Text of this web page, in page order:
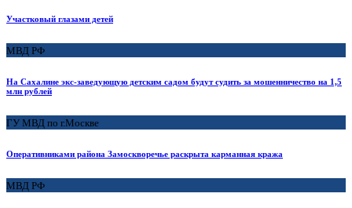
Участковый глазами детей
МВД РФ
На Сахалине экс-заведующую детским садом будут судить за мошенничество на 1,5
млн рублей
ГУ МВД по г.Москве
Оперативниками района Замоскворечье раскрыта карманная кража
МВД РФ